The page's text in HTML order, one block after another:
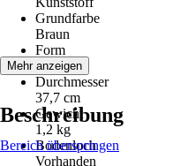
Grundfarbe
Braun
Form
Rund
Durchmesser
37,7 cm
Gewicht
1,2 kg
Bodenloch
Vorhanden
Mehr anzeigen
Beschreibung
Bereich überspringen